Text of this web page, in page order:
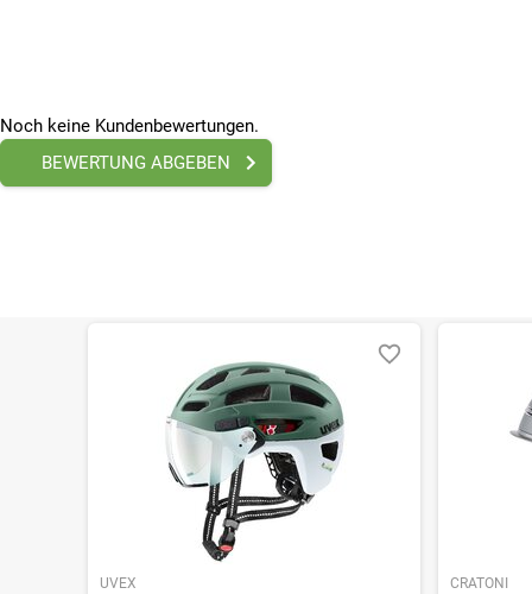
Noch keine Kundenbewertungen.
BEWERTUNG ABGEBEN
UVEX CRATONI